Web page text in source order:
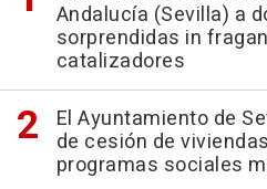
Andalucía (Sevilla) a
sorprendidas in
catalizadores
El Ayuntamiento de
de cesión de
programas sociales